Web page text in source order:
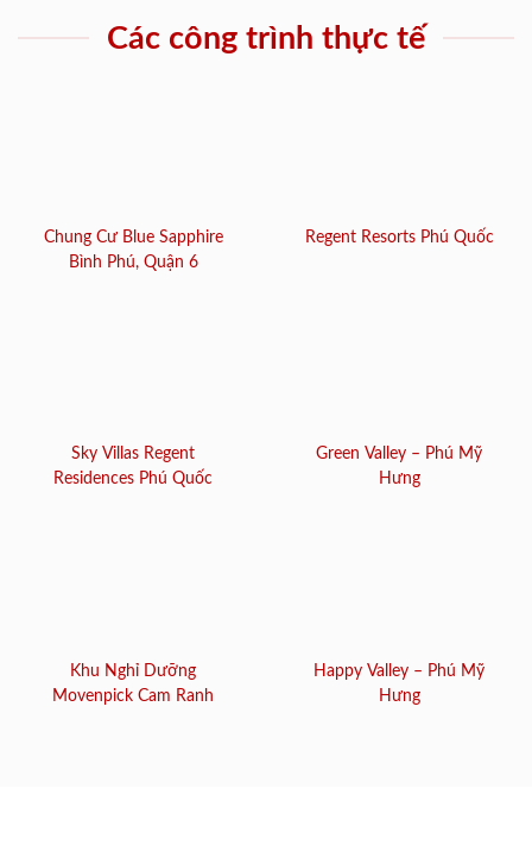
Các công trình thực tế
Chung Cư Blue Sapphire
Bình Phú, Quận 6
Regent Resorts Phú Quốc
Sky Villas Regent
Residences Phú Quốc
Green Valley – Phú Mỹ
Hưng
Khu Nghỉ Dưỡng
Movenpick Cam Ranh
Happy Valley – Phú Mỹ
Hưng